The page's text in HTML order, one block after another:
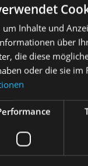
Amiplay
Geschirr
23,40€
Inhalte und
über
die diese
oder die sie